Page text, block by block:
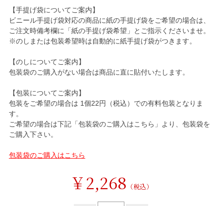
【手提げ袋についてご案内】
ビニール手提げ袋対応の商品に紙の手提げ袋をご希望の場合は、
ご注文時備考欄に「紙の手提げ袋希望」とご指示くださいませ。
※のしまたは包装希望時は自動的に紙手提げ袋がつきます。
【のしについてご案内】
包装袋のご購入がない場合は商品に直に貼付いたします。
【包装についてご案内】
包装をご希望の場合は 1個22円（税込）での有料包装となりま
す。
ご希望の場合は下記「包装袋のご購入はこちら」より、包装袋を
ご購入下さい。
包装袋のご購入はこちら
￥2,268 （税込）